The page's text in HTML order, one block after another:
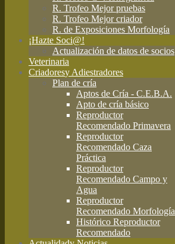
R. Trofeo Mejor pruebas
R. Trofeo Mejor criador
R. de Exposiciones Morfología
¡Hazte Soci@!
Actualización de datos de socios
Veterinaria
Criadoresy Adiestradores
Plan de cría
Aptos de Cría - C.E.B.A.
Apto de cría básico
Reproductor
Recomendado Primavera
Reproductor
Recomendado Caza
Práctica
Reproductor
Recomendado Campo y
Agua
Reproductor
Recomendado Morfología
Histórico Reproductor
Recomendado